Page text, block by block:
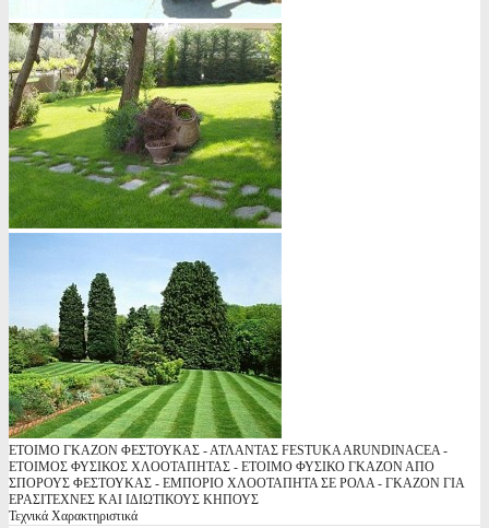
ΕΤΟΙΜΟ ΓΚΑΖΟΝ ΦΕΣΤΟΥΚΑΣ - ΑΤΛΑΝΤΑΣ FESTUKA ARUNDINACEA -
ΕΤΟΙΜΟΣ ΦΥΣΙΚΟΣ ΧΛΟΟΤΑΠΗΤΑΣ - ΕΤΟΙΜΟ ΦΥΣΙΚΟ ΓΚΑΖΟΝ ΑΠΟ
ΣΠΟΡΟΥΣ ΦΕΣΤΟΥΚΑΣ - ΕΜΠΟΡΙΟ ΧΛΟΟΤΑΠΗΤΑ ΣΕ ΡΟΛΑ - ΓΚΑΖΟΝ ΓΙΑ
ΕΡΑΣΙΤΕΧΝΕΣ ΚΑΙ ΙΔΙΩΤΙΚΟΥΣ ΚΗΠΟΥΣ
Τεχνικά Χαρακτηριστικά